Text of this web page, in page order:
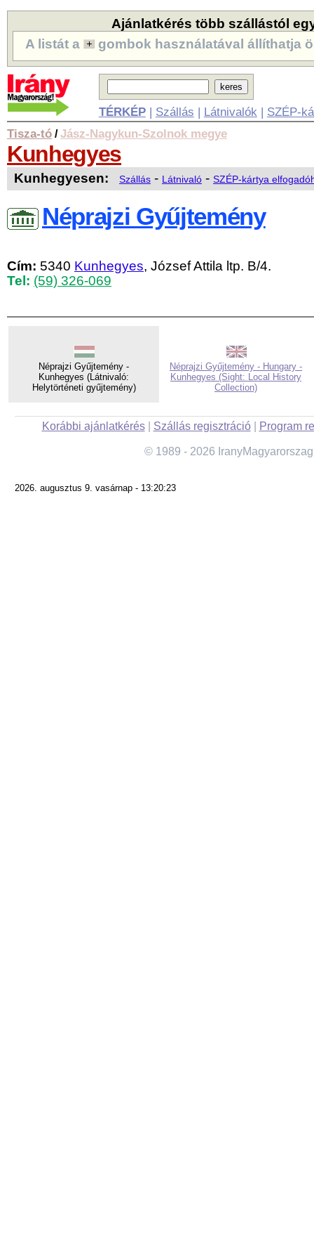
Ajánlatkérés több szállástól
A listát a
gombok használatával állíthatja
TÉRKÉP| Szállás | Látnivalók | SZÉP-
Tisza-tó /Jász-Nagykun-Szolnok megye
Kunhegyes
Kunhegyesen: Szállás - Látnivaló - SZÉP-kártya
Néprajzi Gyűjtemény
Cím: 5340 Kunhegyes, József Attila ltp. B/4.
Tel: (59) 326-069
Néprajzi Gyűjtemény -
Kunhegyes (Látnivaló:
Helytörténeti gyűjtemény)
Néprajzi Gyűjtemény - Hungary -
Kunhegyes (Sight: Local History
Collection)
Korábbi ajánlatkérés| Szállás regisztráció| Program
© 1989 - 2026
2026. augusztus 9. vasárnap - 13:20:23